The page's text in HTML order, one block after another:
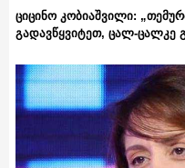
ციცინო კობიაშვილი:
გადავწყვიტეთ, ცალ-ცალკე